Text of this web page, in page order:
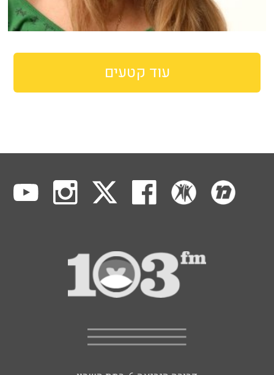
עוד קטעים